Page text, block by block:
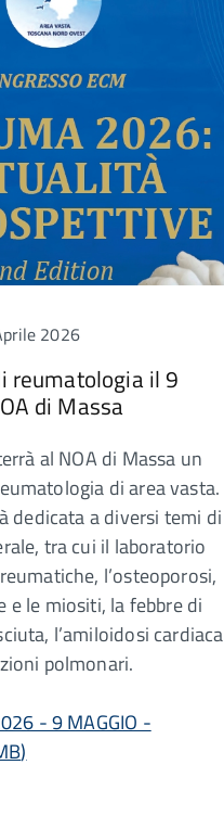
2026
reumatologia il 9
di Massa
al NOA di Massa un
di area vasta.
dedicata a diversi temi di
tra cui il laboratorio
l’osteoporosi,
e le miositi, la febbre di
l’amiloidosi cardiaca
polmonari.
- 9 MAGGIO -
)